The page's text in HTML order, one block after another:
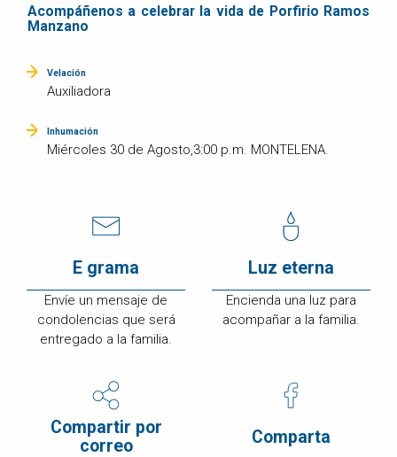
Acompáñenos a celebrar la vida de Porfirio Ramos
Manzano
Velación
Auxiliadora
Inhumación
Miércoles 30 de Agosto,3:00 p.m. MONTELENA.
E grama
Envíe un mensaje de
condolencias que será
entregado a la familia.
Luz eterna
Encienda una luz para
acompañar a la familia.
Compartir por
correo
Comparta